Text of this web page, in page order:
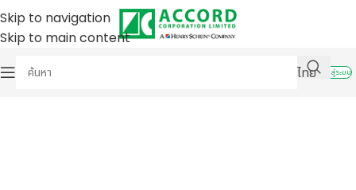
Skip to navigation
Skip to main content
ไทย
เข้าสู่ระบบ